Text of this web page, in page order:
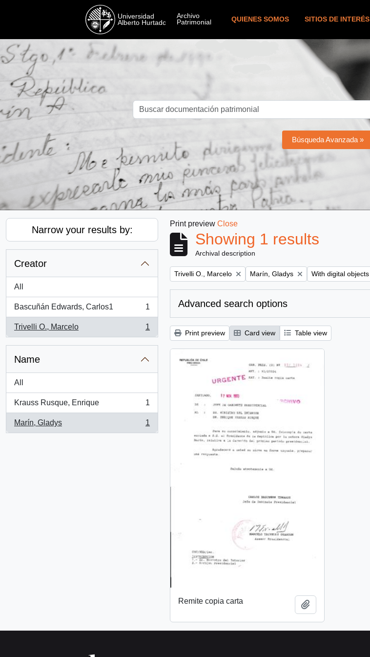
QUIENES SOMOS SITIOS DE INTERÉS
Búsqueda Avanzada »
Narrow your results by:
Creator
All
Bascuñán Edwards, Carlos1
, 1 results
1
Trivelli O., Marcelo
, 1 results
1
Name
All
Krauss Rusque, Enrique
, 1 results
1
Marín, Gladys
, 1 results
1
Print preview Close
Showing 1 results
Archival description
Remove filter:
Trivelli O., Marcelo Remove filter:
Marín, Gladys Remove filter:
With digital objects
Advanced search options
Print preview Card view Table view
Remite copia carta